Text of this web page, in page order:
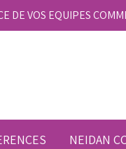
DE VOS EQUIPES
NEIDAN